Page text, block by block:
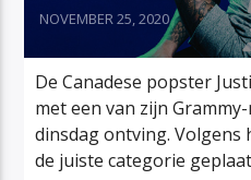
NOVEMBER 25, 2020
De Canadese popster
met een van zijn
dinsdag ontving. Volgens
de juiste categorie